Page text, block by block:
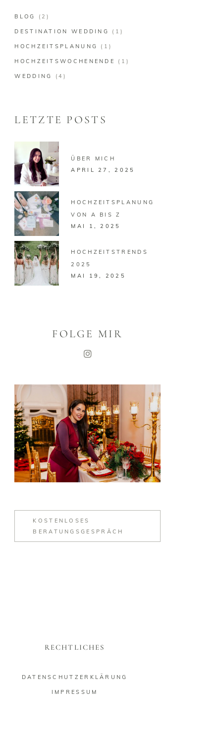
BLOG (2)
DESTINATION WEDDING (1)
HOCHZEITSPLANUNG (1)
HOCHZEITSWOCHENENDE (1)
WEDDING (4)
LETZTE POSTS
ÜBER MICH
APRIL 27, 2025
HOCHZEITSPLANUNG
VON A BIS Z
MAI 1, 2025
HOCHZEITSTRENDS
2025
MAI 19, 2025
FOLGE MIR
KOSTENLOSES
BERATUNGSGESPRÄCH
RECHTLICHES
DATENSCHUTZERKLÄRUNG
IMPRESSUM